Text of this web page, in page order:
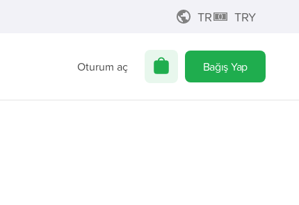
TR TRY
Oturum aç Bağış Yap